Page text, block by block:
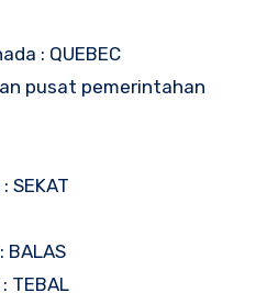
: QUEBEC
pusat pemerintahan
SEKAT
BALAS
TEBAL